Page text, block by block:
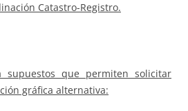
Catastro-Registro.
supuestos que permiten solicitar
gráfica alternativa: